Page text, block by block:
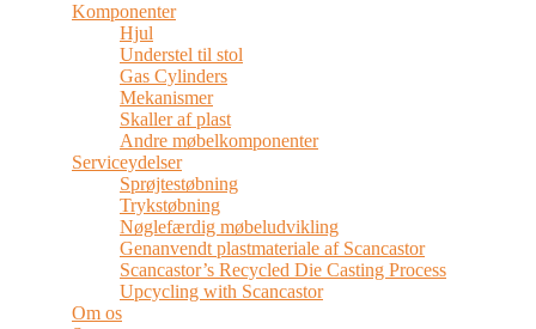
Komponenter
Hjul
Understel til stol
Gas Cylinders
Mekanismer
Skaller af plast
Andre møbelkomponenter
Serviceydelser
Sprøjtestøbning
Trykstøbning
Nøglefærdig møbeludvikling
Genanvendt plastmateriale af Scancastor
Scancastor’s Recycled Die Casting Process
Upcycling with Scancastor
Om os